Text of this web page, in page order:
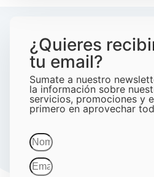
¿Quieres
tu email?
Sumate a nuestro
la información sobre
servicios, promociones y
primero en aprovechar